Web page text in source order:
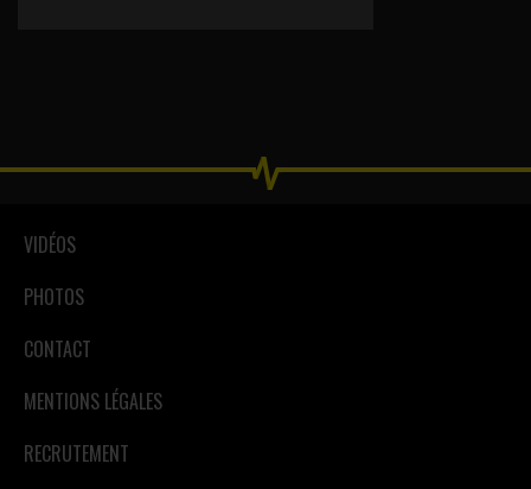
VIDÉOS
PHOTOS
CONTACT
MENTIONS LÉGALES
RECRUTEMENT